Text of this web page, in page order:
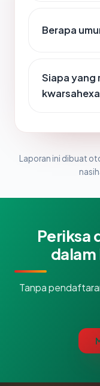
Berapa
Siapa yang
Laporan ini dibuat
Periksa
Tanpa